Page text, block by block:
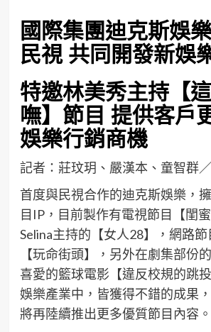
國際集團迪克斯娛
民視 共同開發新娛
特邀林美秀主持【
嘸】節目 提供客戶
娛樂行銷商機
記者：莊玟玥、嚴漢本、童智群
首度與民視合作的迪克斯娛樂，
目IP，目前製作有電視節目【閨
Selina主持的【女人28】，網路
【玩命街頭】，另外在劇集部份
喜愛的籃球電影【違反校規的跳
娛樂產業中，皆獲得不錯的成果
將再陸續推出更多優質節目內容。